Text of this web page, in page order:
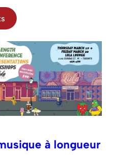
à longueur